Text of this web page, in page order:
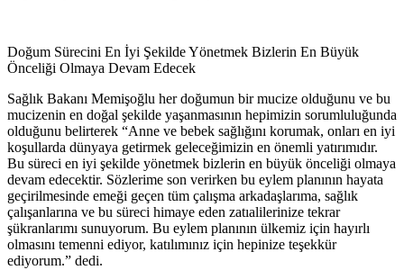
Doğum Sürecini En İyi Şekilde Yönetmek Bizlerin En Büyük
Önceliği Olmaya Devam Edecek
Sağlık Bakanı Memişoğlu her doğumun bir mucize olduğunu ve bu
mucizenin en doğal şekilde yaşanmasının hepimizin sorumluluğunda
olduğunu belirterek “Anne ve bebek sağlığını korumak, onları en iyi
koşullarda dünyaya getirmek geleceğimizin en önemli yatırımıdır.
Bu süreci en iyi şekilde yönetmek bizlerin en büyük önceliği olmaya
devam edecektir. Sözlerime son verirken bu eylem planının hayata
geçirilmesinde emeği geçen tüm çalışma arkadaşlarıma, sağlık
çalışanlarına ve bu süreci himaye eden zatıalilerinize tekrar
şükranlarımı sunuyorum. Bu eylem planının ülkemiz için hayırlı
olmasını temenni ediyor, katılımınız için hepinize teşekkür
ediyorum.” dedi.